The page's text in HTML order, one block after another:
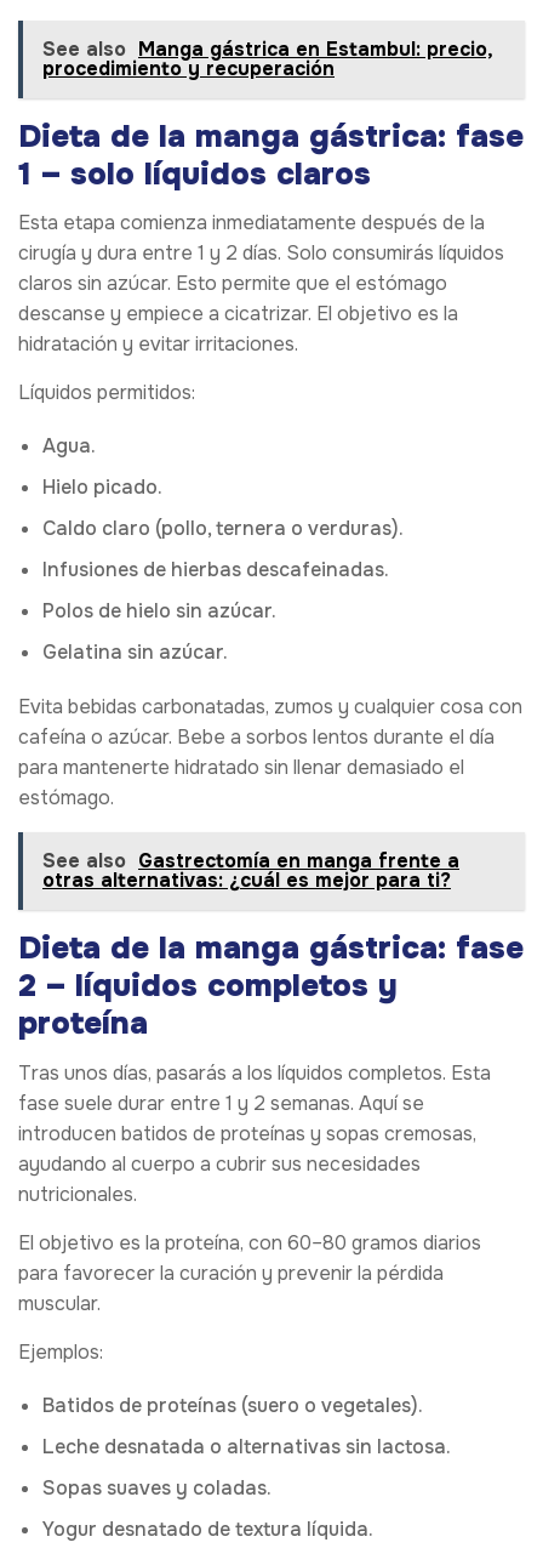
See also Manga gástrica en Estambul: precio,
procedimiento y recuperación
Dieta de la manga gástrica: fase
1 – solo líquidos claros
Esta etapa comienza inmediatamente después de la
cirugía y dura entre 1 y 2 días. Solo consumirás líquidos
claros sin azúcar. Esto permite que el estómago
descanse y empiece a cicatrizar. El objetivo es la
hidratación y evitar irritaciones.
Líquidos permitidos:
Agua.
Hielo picado.
Caldo claro (pollo, ternera o verduras).
Infusiones de hierbas descafeinadas.
Polos de hielo sin azúcar.
Gelatina sin azúcar.
Evita bebidas carbonatadas, zumos y cualquier cosa con
cafeína o azúcar. Bebe a sorbos lentos durante el día
para mantenerte hidratado sin llenar demasiado el
estómago.
See also Gastrectomía en manga frente a
otras alternativas: ¿cuál es mejor para ti?
Dieta de la manga gástrica: fase
2 – líquidos completos y
proteína
Tras unos días, pasarás a los líquidos completos. Esta
fase suele durar entre 1 y 2 semanas. Aquí se
introducen batidos de proteínas y sopas cremosas,
ayudando al cuerpo a cubrir sus necesidades
nutricionales.
El objetivo es la proteína, con 60–80 gramos diarios
para favorecer la curación y prevenir la pérdida
muscular.
Ejemplos:
Batidos de proteínas (suero o vegetales).
Leche desnatada o alternativas sin lactosa.
Sopas suaves y coladas.
Yogur desnatado de textura líquida.